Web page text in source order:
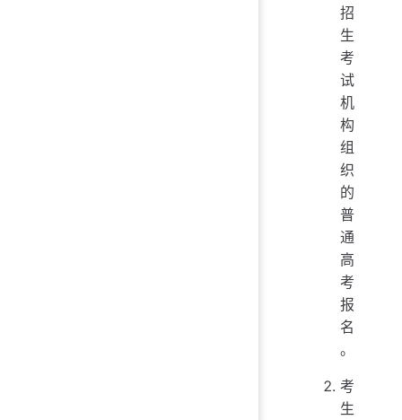
招
生
考
试
机
构
组
织
的
普
通
高
考
报
名
。
考
生